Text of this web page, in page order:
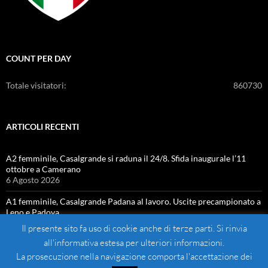
COUNT PER DAY
860730
Totale visitatori:
ARTICOLI RECENTI
A2 femminile, Casalgrande si raduna il 24/8. Sfida inaugurale l’11
ottobre a Camerano
6 Agosto 2026
A1 femminile, Casalgrande Padana al lavoro. Uscite precampionato a
Leno e Padova
4 Agosto 2026
Il presente sito fa uso di cookie anche di terze parti. Si rinvia
all'informativa estesa per ulteriori informazioni.
La prosecuzione nella navigazione comporta l'accettazione dei